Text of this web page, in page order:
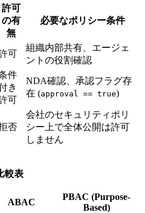
許可
の有
無
必要なポリシー条件
可
組織内部共有、エージェ
ントの役割確認
件
き
可
NDA確認、承認フラグ存
在 (approval == true)
否
会社のセキュリティポリ
シー上で全体公開は許可
しません
較表
ABAC
PBAC (Purpose-
Based)